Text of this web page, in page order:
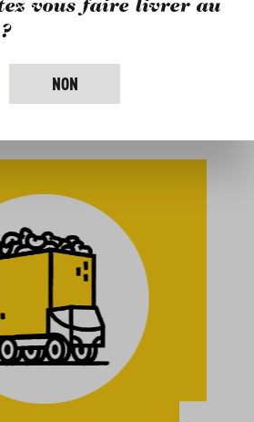
vous faire livrer au
NON